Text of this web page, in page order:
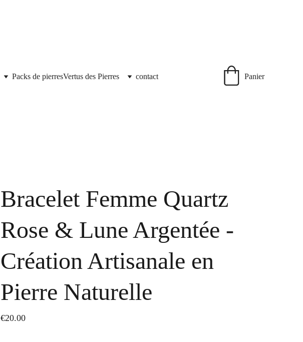
Packs de pierresVertus des Pierres contact Panier
Bracelet Femme Quartz
Rose & Lune Argentée -
Création Artisanale en
Pierre Naturelle
€20.00